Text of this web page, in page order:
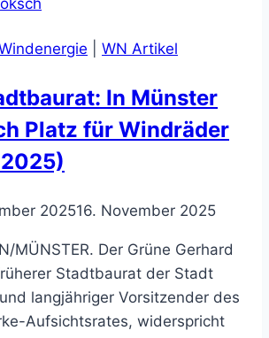
in
Nottulner
(27.11.2025)
WN Artikel
In Münster
Platz für Windräder
202516. November 2025
MÜNSTER. Der Grüne Gerhard
Stadtbaurat der Stadt
langjähriger Vorsitzender des
Aufsichtsrates, widerspricht